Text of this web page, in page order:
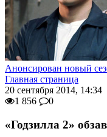
Анонсирован новый
Главная страница
20 сентября 2014, 14:34
1 856
0
«Годзилла 2»